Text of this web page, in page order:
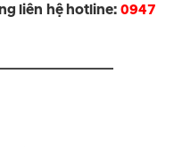
liên hệ hotline: 0947